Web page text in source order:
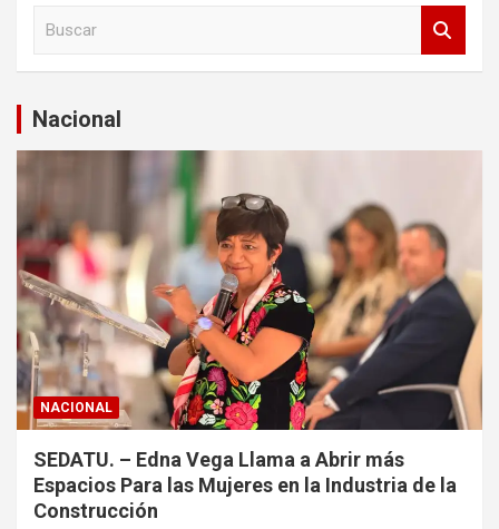
aNacional
NACIONAL
SEDATU. – Edna Vega Llama a Abrir más
Espacios Para las Mujeres en la Industria de la
Construcción